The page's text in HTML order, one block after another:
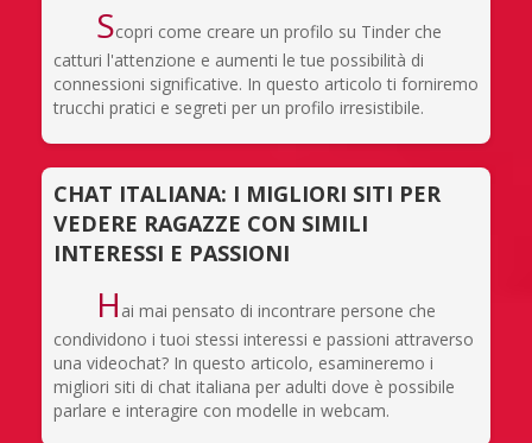
Scopri come creare un profilo su Tinder che
catturi l'attenzione e aumenti le tue possibilità di
connessioni significative. In questo articolo ti forniremo
trucchi pratici e segreti per un profilo irresistibile.
CHAT ITALIANA: I MIGLIORI SITI PER
VEDERE RAGAZZE CON SIMILI
INTERESSI E PASSIONI
H ai mai pensato di incontrare persone che
condividono i tuoi stessi interessi e passioni attraverso
una videochat? In questo articolo, esamineremo i
migliori siti di chat italiana per adulti dove è possibile
parlare e interagire con modelle in webcam.